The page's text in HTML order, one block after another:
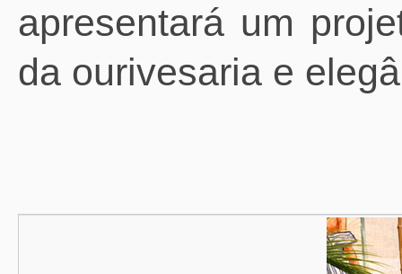
apresentará um
da ourivesaria e